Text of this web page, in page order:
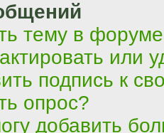
тему в
или
подпись к
опрос?
добавить